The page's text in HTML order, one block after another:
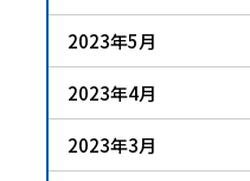
2023年5月
2023年4月
2023年3月